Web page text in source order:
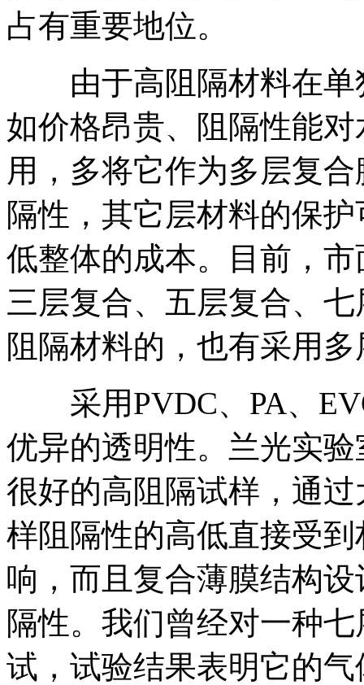
占有重要地位。
由于高阻隔材料在单
如价格昂贵、阻隔性能
用，多将它作为多层复
隔性，其它层材料的保
低整体的成本。目前，
三层复合、五层复合、
阻隔材料的，也有采用
采用PVDC、PA、
优异的透明性。兰光实
很好的高阻隔试样，通
样阻隔性的高低直接受
响，而且复合薄膜结构
隔性。我们曾经对一种
试，试验结果表明它的